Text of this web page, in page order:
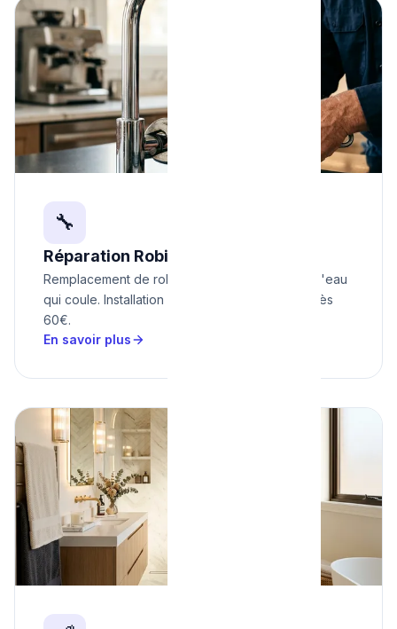
🔧
Réparation Robinetterie
Remplacement de robinets, mitigeurs, chasse d'eau
qui coule. Installation de nouveaux sanitaires. Dès
60€.
En savoir plus